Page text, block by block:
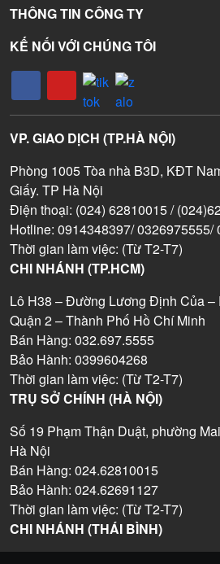
THÔNG TIN CÔNG TY
KẾ NỐI VỚI CHÚNG TÔI
VP. GIAO DỊCH (TP.HÀ NỘI)
Phòng 1005 Tòa nhà B3D, KĐT
Giấy. TP Hà Nội
Điện thoại: (024) 62810015 /
Hotline: 0914348397/ 0326975555/
Thời gian làm việc: (Từ T2-T7)
CHI NHÁNH (TP.HCM)
Lô H38 – Đường Lương Định Của –
Quận 2 – Thành Phố Hồ Chí Minh
Bán Hàng: 032.697.5555
Bảo Hành: 0399604268
Thời gian làm việc: (Từ T2-T7)
TRỤ SỞ CHÍNH (HÀ NỘI)
Số 19 Phạm Thận Duật, phường
Hà Nội
Bán Hàng: 024.62810015
Bảo Hành: 024.62691127
Thời gian làm việc: (Từ T2-T7)
CHI NHÁNH (THÁI BÌNH)